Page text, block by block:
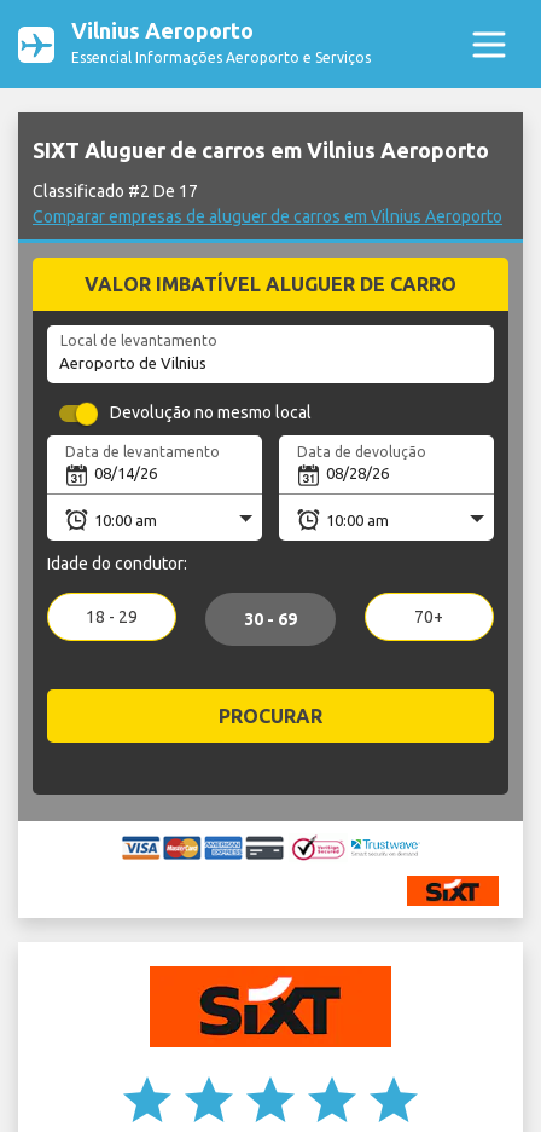
Vilnius Aeroporto
Essencial Informações Aeroporto e Serviços
SIXT Aluguer de carros em Vilnius Aeroporto
Classificado #2 De 17
Comparar empresas de aluguer de carros em Vilnius Aeroporto
VALOR IMBATÍVEL ALUGUER DE CARRO
Local de levantamento
Devolução no mesmo local
Data de levantamento Data de devolução
Idade do condutor:
18 - 29 30 - 69 70+
PROCURAR
star star star star star